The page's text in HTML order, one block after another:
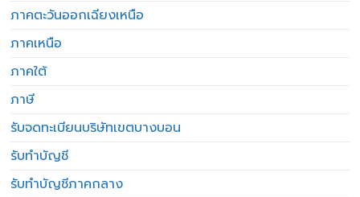
ภาคตะวันออกเฉียงเหนือ
ภาคเหนือ
ภาคใต้
ภาษี
รับจดทะเบียนบริษัทเขตบางบอน
รับทำบัญชี
รับทำบัญชีภาคกลาง